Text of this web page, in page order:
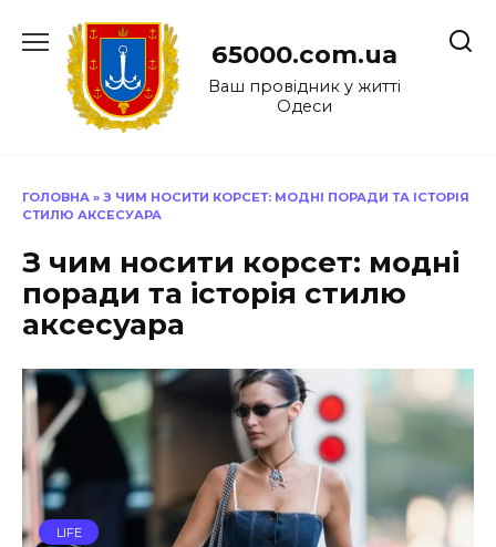
до
65000.com.ua
Ваш провідник у житті
Одеси
ГОЛОВНА » З ЧИМ НОСИТИ КОРСЕТ: МОДНІ ПОРАДИ ТА ІСТОРІЯ
СТИЛЮ АКСЕСУАРА
З чим носити корсет: модні
поради та історія стилю
аксесуара
LIFE